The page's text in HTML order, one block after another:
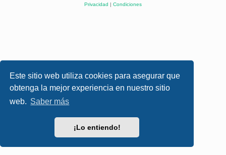
Este sitio web utiliza cookies para asegurar que
obtenga la mejor experiencia en nuestro sitio
web. Saber más
¡Lo entiendo!
Privacidad | Condiciones